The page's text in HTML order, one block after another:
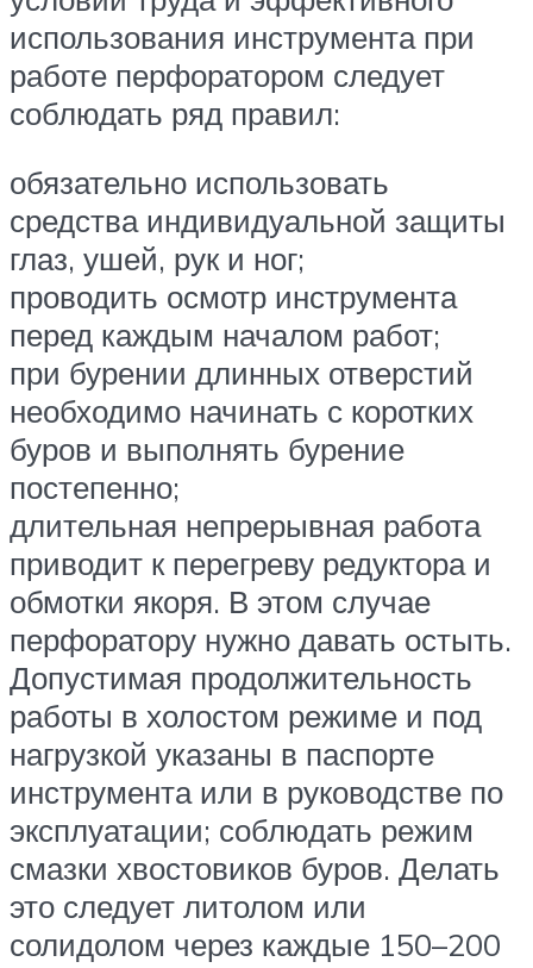
использования инструмента при
работе перфоратором следует
соблюдать ряд правил:
обязательно использовать
средства индивидуальной защиты
глаз, ушей, рук и ног;
проводить осмотр инструмента
перед каждым началом работ;
при бурении длинных отверстий
необходимо начинать с коротких
буров и выполнять бурение
постепенно;
длительная непрерывная работа
приводит к перегреву редуктора и
обмотки якоря. В этом случае
перфоратору нужно давать остыть.
Допустимая продолжительность
работы в холостом режиме и под
нагрузкой указаны в паспорте
инструмента или в руководстве по
эксплуатации; соблюдать режим
смазки хвостовиков буров. Делать
это следует литолом или
солидолом через каждые 150–200